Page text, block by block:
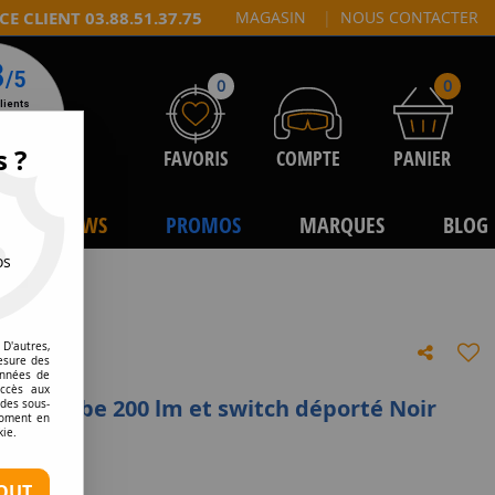
CLIENT 03.88.51.37.75 MAGASIN | NOUS CONTACTER
0
FAVORIS COMPTE
0
PANIER
NEWS PROMOS MARQUES BLOG
Strobe 200 lm et switch déporté Noir
avis !
?
des
de
aux
sous-
en